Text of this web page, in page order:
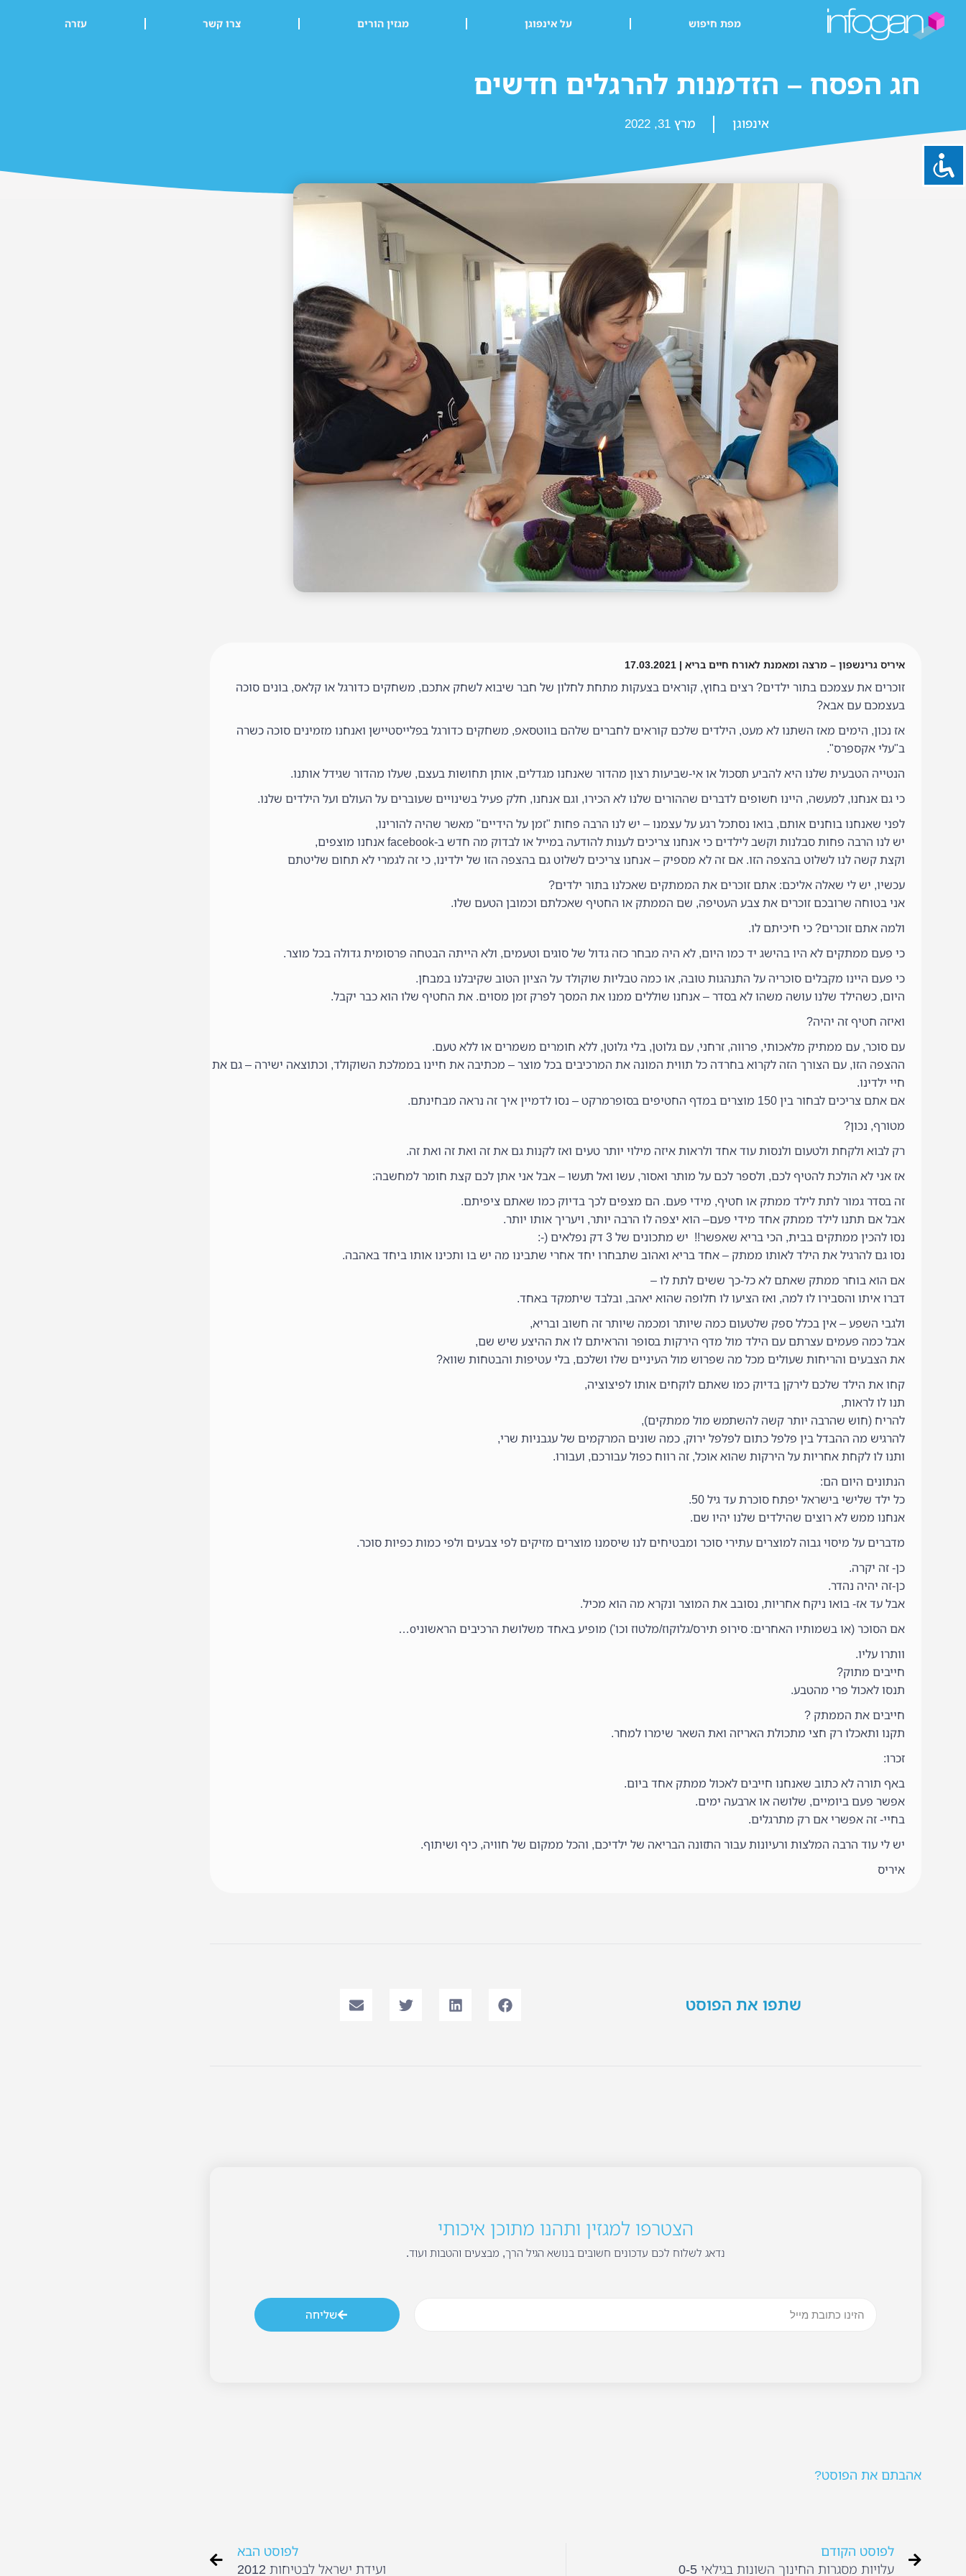
מפת חיפוש על אינפוגן מגזין הורים צרו קשר עזרה
חג הפסח – הזדמנות להרגלים חדשים
אינפוגן מרץ 31, 2022
איריס גרינשפון – מרצה ומאמנת לאורח חיים בריא | 17.03.2021
זוכרים את עצמכם בתור ילדים? רצים בחוץ, קוראים בצעקות מתחת לחלון של חבר שיבוא לשחק אתכם, משחקים כדורגל או קלאס, בונים סוכה
בעצמכם עם אבא?
אז נכון, הימים מאז השתנו לא מעט, הילדים שלכם קוראים לחברים שלהם בווטסאפ, משחקים כדורגל בפלייסטיישן ואנחנו מזמינים סוכה כשרה
ב"עלי אקספרס".
הנטייה הטבעית שלנו היא להביע תסכול או אי-שביעות רצון מהדור שאנחנו מגדלים, אותן תחושות בעצם, שעלו מהדור שגידל אותנו.
כי גם אנחנו, למעשה, היינו חשופים לדברים שההורים שלנו לא הכירו, וגם אנחנו, חלק פעיל בשינויים שעוברים על העולם ועל הילדים שלנו.
לפני שאנחנו בוחנים אותם, בואו נסתכל רגע על עצמנו – יש לנו הרבה פחות "זמן על הידיים" מאשר שהיה להורינו,
יש לנו הרבה פחות סבלנות וקשב לילדים כי אנחנו צריכים לענות להודעה במייל או לבדוק מה חדש ב-facebook אנחנו מוצפים,
וקצת קשה לנו לשלוט בהצפה הזו. אם זה לא מספיק – אנחנו צריכים לשלוט גם בהצפה הזו של ילדינו, כי זה לגמרי לא תחום שליטתם
עכשיו, יש לי שאלה אליכם: אתם זוכרים את הממתקים שאכלנו בתור ילדים?
אני בטוחה שרובכם זוכרים את צבע העטיפה, שם הממתק או החטיף שאכלתם וכמובן הטעם שלו.
ולמה אתם זוכרים? כי חיכיתם לו.
כי פעם ממתקים לא היו בהישג יד כמו היום, לא היה מבחר כזה גדול של סוגים וטעמים, ולא הייתה הבטחה פרסומית גדולה בכל מוצר.
כי פעם היינו מקבלים סוכריה על התנהגות טובה, או כמה טבליות שוקולד על הציון הטוב שקיבלנו במבחן.
היום, כשהילד שלנו עושה משהו לא בסדר – אנחנו שוללים ממנו את המסך לפרק זמן מסוים. את החטיף שלו הוא כבר יקבל.
ואיזה חטיף זה יהיה?
עם סוכר, עם ממתיק מלאכותי, פרווה, זרחני, עם גלוטן, בלי גלוטן, ללא חומרים משמרים או ללא טעם.
ההצפה הזו, עם הצורך הזה לקרוא בחרדה כל תווית המונה את המרכיבים בכל מוצר – מכתיבה את חיינו בממלכת השוקולד, וכתוצאה ישירה – גם את
חיי ילדינו.
אם אתם צריכים לבחור בין 150 מוצרים במדף החטיפים בסופרמרקט – נסו לדמיין איך זה נראה מבחינתם.
מטורף, נכון?
רק לבוא ולקחת ולטעום ולנסות עוד אחד ולראות איזה מילוי יותר טעים ואז לקנות גם את זה ואת זה ואת זה.
אז אני לא הולכת להטיף לכם, ולספר לכם על מותר ואסור, עשו ואל תעשו – אבל אני אתן לכם קצת חומר למחשבה:
זה בסדר גמור לתת לילד ממתק או חטיף, מידי פעם. הם מצפים לכך בדיוק כמו שאתם ציפיתם.
אבל אם תתנו לילד ממתק אחד מידי פעם– הוא יצפה לו הרבה יותר, ויעריך אותו יותר.
נסו להכין ממתקים בבית, הכי בריא שאפשר!! יש מתכונים של 3 דק נפלאים (-:
נסו גם להרגיל את הילד לאותו ממתק – אחד בריא ואהוב שתבחרו יחד אחרי שתבינו מה יש בו ותכינו אותו ביחד באהבה.
אם הוא בוחר ממתק שאתם לא כל-כך ששים לתת לו –
דברו איתו והסבירו לו למה, ואז הציעו לו חלופה שהוא יאהב, ובלבד שיתמקד באחד.
ולגבי השפע – אין בכלל ספק שלטעום כמה שיותר ומכמה שיותר זה חשוב ובריא,
אבל כמה פעמים עצרתם עם הילד מול מדף הירקות בסופר והראיתם לו את ההיצע שיש שם,
את הצבעים והריחות שעולים מכל מה שפרוש מול העיניים שלו ושלכם, בלי עטיפות והבטחות שווא?
קחו את הילד שלכם לירקן בדיוק כמו שאתם לוקחים אותו לפיצוציה,
תנו לו לראות,
להריח (חוש שהרבה יותר קשה להשתמש מול ממתקים),
להרגיש מה ההבדל בין פלפל כתום לפלפל ירוק, כמה שונים המרקמים של עגבניות שרי,
ותנו לו לקחת אחריות על הירקות שהוא אוכל, זה רווח כפול עבורכם, ועבורו.
הנתונים היום הם:
כל ילד שלישי בישראל יפתח סוכרת עד גיל 50.
אנחנו ממש לא רוצים שהילדים שלנו יהיו שם.
מדברים על מיסוי גבוה למוצרים עתירי סוכר ומבטיחים לנו שיסמנו מוצרים מזיקים לפי צבעים ולפי כמות כפיות סוכר.
כן- זה יקרה.
כן-זה יהיה נהדר.
אבל עד אז- בואו ניקח אחריות, נסובב את המוצר ונקרא מה הוא מכיל.
אם הסוכר (או בשמותיו האחרים: סירופ תירס/גלוקוז/מלטוז וכו') מופיע באחד משלושת הרכיבים הראשוניo…
וותרו עליו.
חייבים מתוק?
תנסו לאכול פרי מהטבע.
חייבים את הממתק ?
תקנו ותאכלו רק חצי מתכולת האריזה ואת השאר שימרו למחר.
זכרו:
באף תורה לא כתוב שאנחנו חייבים לאכול ממתק אחד ביום.
אפשר פעם ביומיים, שלושה או ארבעה ימים.
בחיי- זה אפשרי אם רק מתרגלים.
יש לי עוד הרבה המלצות ורעיונות עבור התזונה הבריאה של ילדיכם, והכל ממקום של חוויה, כיף ושיתוף.
איריס
שתפו את הפוסט
הצטרפו למגזין ותהנו מתוכן איכותי
נדאג לשלוח לכם עדכונים חשובים בנושא הגיל הרך, מבצעים והטבות ועוד.
שליחה
אהבתם את הפוסט?
לפוסט הקודם
עלויות מסגרות החינוך השונות בגילאי 0-5
לפוסט הבא
ועידת ישראל לבטיחות 2012